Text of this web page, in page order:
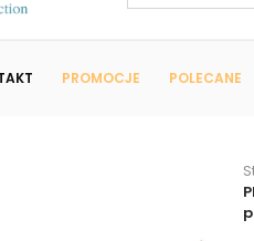
PROMOCJE POLECANE